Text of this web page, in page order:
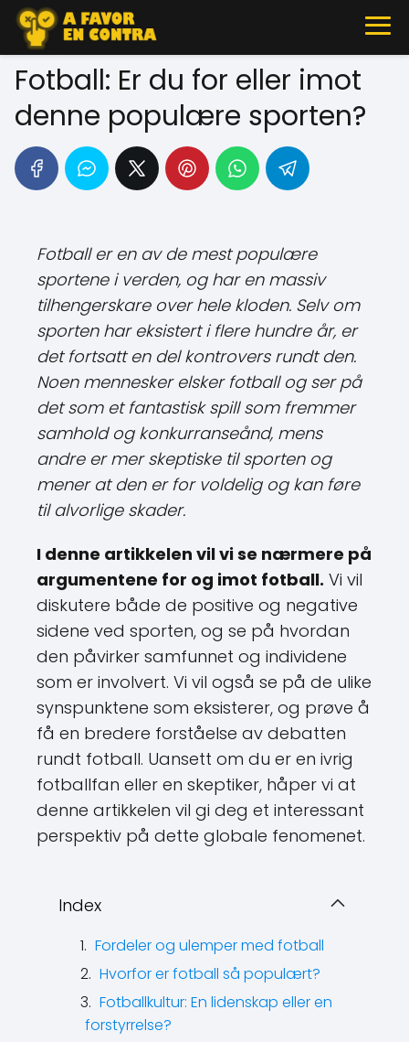
Fotball: Er du for eller imot
denne populære sporten?
Fotball er en av de mest populære
sportene i verden, og har en massiv
tilhengerskare over hele kloden. Selv om
sporten har eksistert i flere hundre år, er
det fortsatt en del kontrovers rundt den.
Noen mennesker elsker fotball og ser på
det som et fantastisk spill som fremmer
samhold og konkurranseånd, mens
andre er mer skeptiske til sporten og
mener at den er for voldelig og kan føre
til alvorlige skader.
I denne artikkelen vil vi se nærmere på
argumentene for og imot fotball. Vi vil
diskutere både de positive og negative
sidene ved sporten, og se på hvordan
den påvirker samfunnet og individene
som er involvert. Vi vil også se på de ulike
synspunktene som eksisterer, og prøve å
få en bredere forståelse av debatten
rundt fotball. Uansett om du er en ivrig
fotballfan eller en skeptiker, håper vi at
denne artikkelen vil gi deg et interessant
perspektiv på dette globale fenomenet.
Index
Fordeler og ulemper med fotball
Hvorfor er fotball så populært?
Fotballkultur: En lidenskap eller en
forstyrrelse?